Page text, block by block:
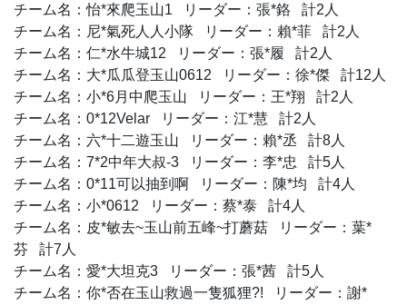
チーム名：怡*來爬玉山1 リーダー：張*鉻 計2人
チーム名：尼*氣死人人小隊 リーダー：賴*菲 計2人
チーム名：仁*水牛城12 リーダー：張*履 計2人
チーム名：大*瓜瓜登玉山0612 リーダー：徐*傑 計12人
チーム名：小*6月中爬玉山 リーダー：王*翔 計2人
チーム名：0*12Velar リーダー：江*慧 計2人
チーム名：六*十二遊玉山 リーダー：賴*丞 計8人
チーム名：7*2中年大叔-3 リーダー：李*忠 計5人
チーム名：0*11可以抽到啊 リーダー：陳*均 計4人
チーム名：小*0612 リーダー：蔡*泰 計4人
チーム名：皮*敏去~玉山前五峰~打蘑菇 リーダー：葉*
芬 計7人
チーム名：愛*大坦克3 リーダー：張*茜 計5人
チーム名：你*否在玉山救過一隻狐狸?! リーダー：謝*